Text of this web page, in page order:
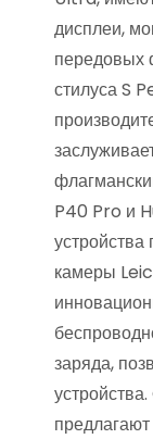
дисплеи,
передовых
стилуса S
P40 Pro и
камеры
заряда,